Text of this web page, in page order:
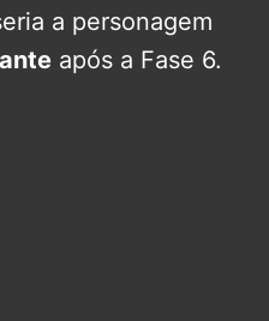
a personagem
após a Fase 6.